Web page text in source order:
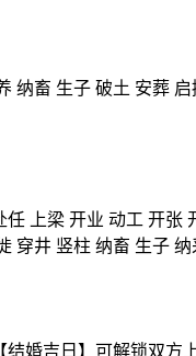
纳畜 生子 破土 安葬
上梁 开业 动工 开
穿井 竖柱 纳畜 生子 纳
婚吉日】可解锁双方